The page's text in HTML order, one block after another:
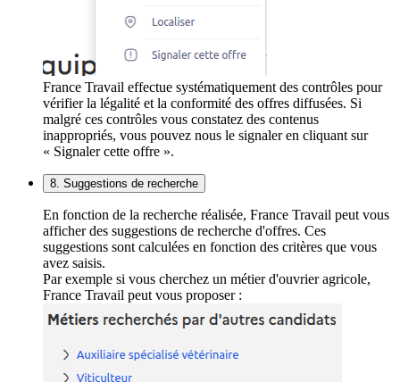
France Travail effectue systématiquement des contrôles pour
vérifier la légalité et la conformité des offres diffusées. Si
malgré ces contrôles vous constatez des contenus
inappropriés, vous pouvez nous le signaler en cliquant sur
« Signaler cette offre ».
8. Suggestions de recherche
En fonction de la recherche réalisée, France Travail peut vous
afficher des suggestions de recherche d'offres. Ces
suggestions sont calculées en fonction des critères que vous
avez saisis.
Par exemple si vous cherchez un métier d'ouvrier agricole,
France Travail peut vous proposer :